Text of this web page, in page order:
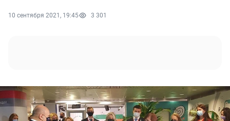
10 сентября 2021, 19:45 3 301